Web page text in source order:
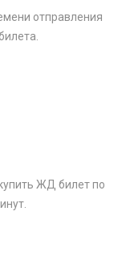
отправления
ЖД билет по